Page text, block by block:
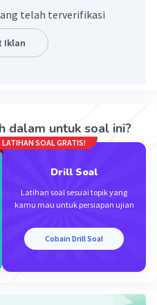
telah terverifikasi
Iklan
dalam untuk soal ini?
LATIHAN SOAL GRATIS!
Drill Soal
Latihan soal sesuai topik yang
kamu mau untuk persiapan ujian
Cobain Drill Soal